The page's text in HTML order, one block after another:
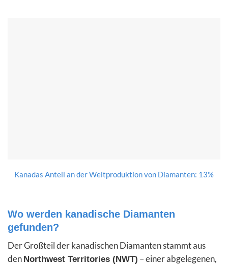
Kanadas Anteil an der Weltproduktion von Diamanten: 13%
Wo werden kanadische Diamanten
gefunden?
Der Großteil der kanadischen Diamanten stammt aus
den Northwest Territories (NWT) – einer abgelegenen,